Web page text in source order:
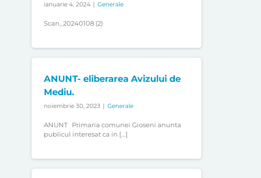
ianuarie 4, 2024 | Generale
Scan_20240108 (2)
ANUNT- eliberarea Avizului de
Mediu.
noiembrie 30, 2023 | Generale
ANUNT Primaria comunei Gioseni anunta
publicul interesat ca in [...]